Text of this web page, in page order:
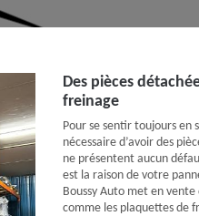
Des pièces
freinage
Pour se sentir toujours en
nécessaire d’avoir des
ne présentent aucun
est la raison de votre
Boussy Auto met en
comme les plaquettes de